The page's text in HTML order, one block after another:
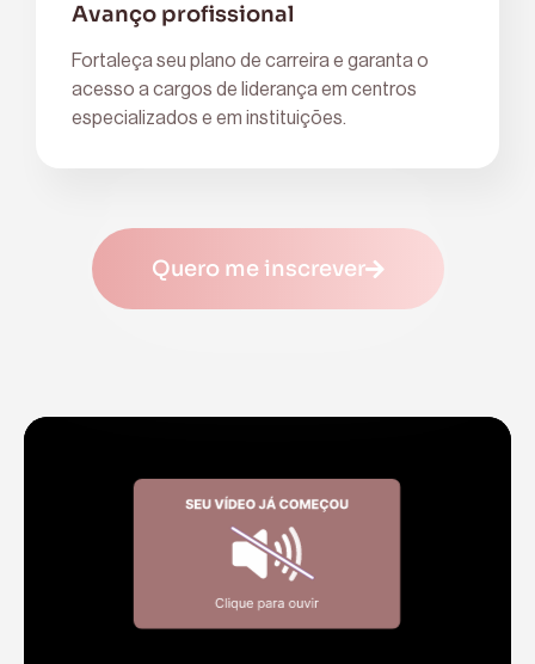
Avanço profissional
Fortaleça seu plano de carreira e garanta o
acesso a cargos de liderança em centros
especializados e em instituições.
Quero me inscrever